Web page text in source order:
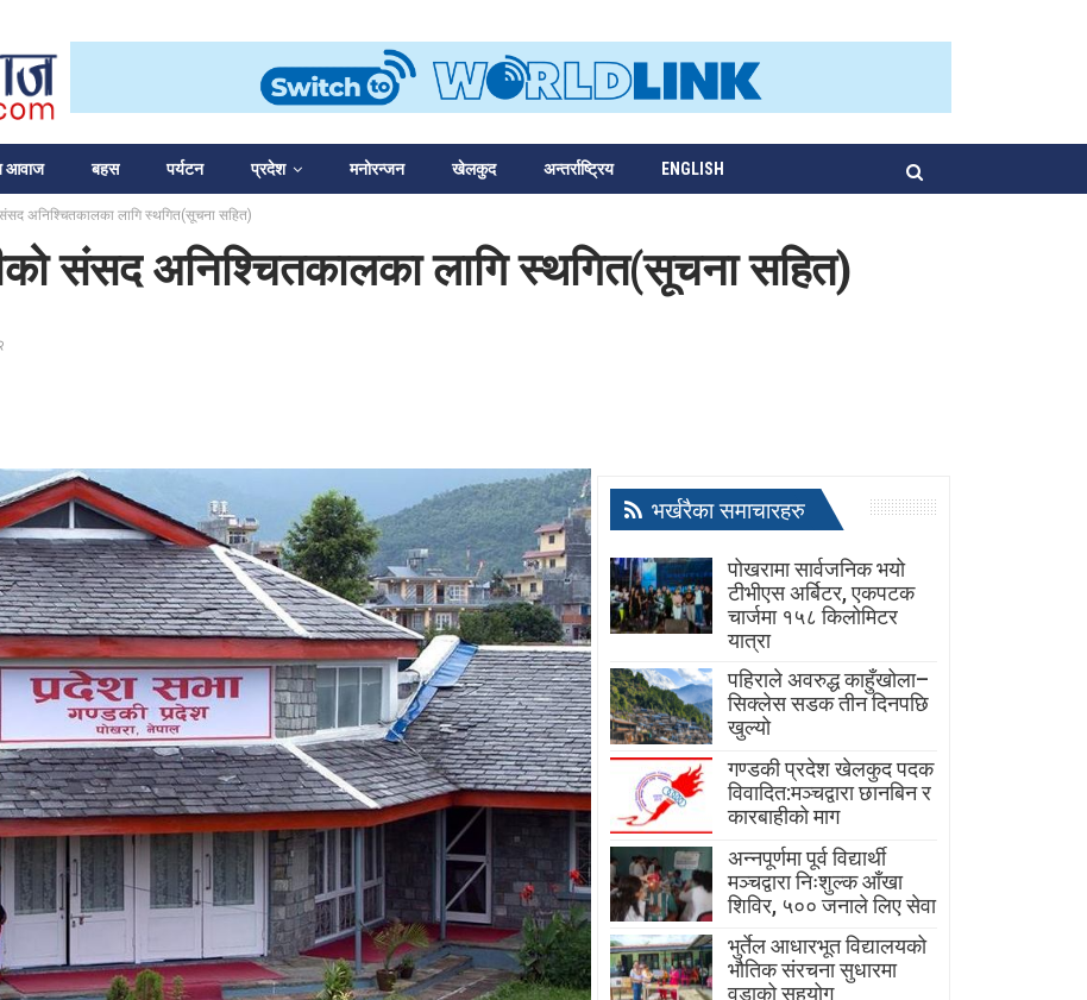
आवाज बहस पर्यटन प्रदेश मनोरन्जन खेलकुद अन्तर्राष्ट्रिय ENGLISH
संसद अनिश्चितकालका लागि स्थगित(सूचना सहित)
संसद अनिश्चितकालका लागि स्थगित(सूचना सहित)
भर्खरैका समाचारहरु
पोखरामा सार्वजनिक भयो
टीभीएस अर्बिटर, एकपटक
चार्जमा १५८ किलोमिटर
यात्रा
पहिराले अवरुद्ध काहुँखोला–
सिक्लेस सडक तीन दिनपछि
खुल्यो
गण्डकी प्रदेश खेलकुद पदक
विवादित:मञ्चद्वारा छानबिन र
कारबाहीको माग
अन्नपूर्णमा पूर्व विद्यार्थी
मञ्चद्वारा निःशुल्क आँखा
शिविर, ५०० जनाले लिए सेवा
भुर्तेल आधारभूत विद्यालयको
भौतिक संरचना सुधारमा
वडाको सहयोग